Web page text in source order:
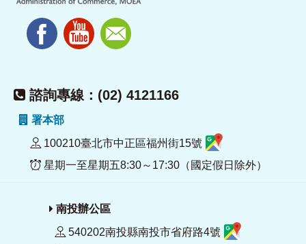
諮詢專線：(02) 4121166
署本部
100210臺北市中正區福州街15號
星期一至星期五8:30～17:30（國定假日除外）
南投辦公區
540202南投縣南投市省府路4號